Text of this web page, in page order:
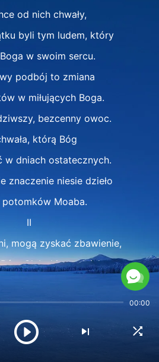
od nich chwały,
byli tym ludem, który
Boga w swoim sercu.
podbój to zmiana
w miłujących Boga.
bezcenny owoc.
którą Bóg
w dniach ostatecznych.
znaczenie niesie dzieło
Moaba.
II
mogą zyskać zbawienie,
Głębokie to dzieło.
chce ich karać,
zbawienie.
w dniach ostatecznych,
00:00